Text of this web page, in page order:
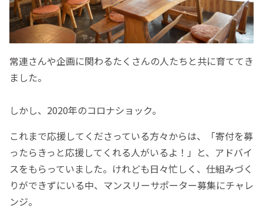
常連さんや企画に関わるたくさんの人たちと共に育ててき
ました。
しかし、2020年のコロナショック。
これまで応援してくださっている方々からは、「寄付を募
ったらきっと応援してくれる人がいるよ！」と、アドバイ
スをもらっていました。けれども日々忙しく、仕組みづく
りができずにいる中、マンスリーサポーター募集にチャレ
ンジ。